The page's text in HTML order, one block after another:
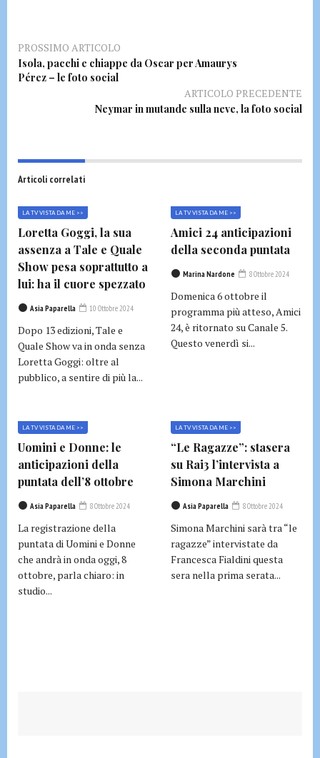
PROSSIMO ARTICOLO
Isola, pacchi e chiappe da Oscar per Amaurys
Pérez – le foto social
ARTICOLO PRECEDENTE
Neymar in mutande sulla neve, la foto social
Articoli correlati
LA TV VISTA DA ME >>
Loretta Goggi, la sua
assenza a Tale e Quale
Show pesa soprattutto a
lui: ha il cuore spezzato
Asia Paparella 10 Ottobre 2024
Dopo 13 edizioni, Tale e
Quale Show va in onda senza
Loretta Goggi: oltre al
pubblico, a sentire di più la...
LA TV VISTA DA ME >>
Amici 24 anticipazioni
della seconda puntata
Marina Nardone 8 Ottobre 2024
Domenica 6 ottobre il
programma più atteso, Amici
24, è ritornato su Canale 5.
Questo venerdì si...
LA TV VISTA DA ME >>
Uomini e Donne: le
anticipazioni della
puntata dell’8 ottobre
Asia Paparella 8 Ottobre 2024
La registrazione della
puntata di Uomini e Donne
che andrà in onda oggi, 8
ottobre, parla chiaro: in
studio...
LA TV VISTA DA ME >>
“Le Ragazze”: stasera
su Rai3 l’intervista a
Simona Marchini
Asia Paparella 8 Ottobre 2024
Simona Marchini sarà tra “le
ragazze” intervistate da
Francesca Fialdini questa
sera nella prima serata...